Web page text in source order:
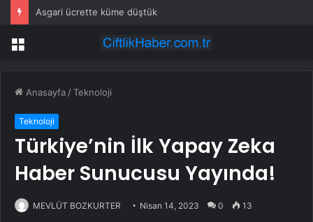
Asgari ücrette küme düştük
Menü
Anasayfa /Teknoloji
Teknoloji
Türkiye’nin İlk Yapay Zeka
Haber Sunucusu Yayında!
MEVLÜT BOZKURTER Nisan 14, 2023 0 13